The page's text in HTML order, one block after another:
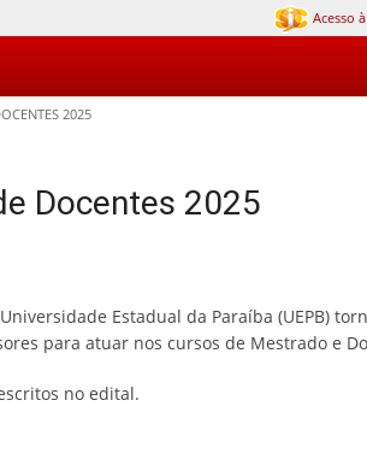
Acesso
2025
Docentes 2025
Estadual da Paraíba (UEPB)
para atuar nos cursos de Mestrado e
no edital.